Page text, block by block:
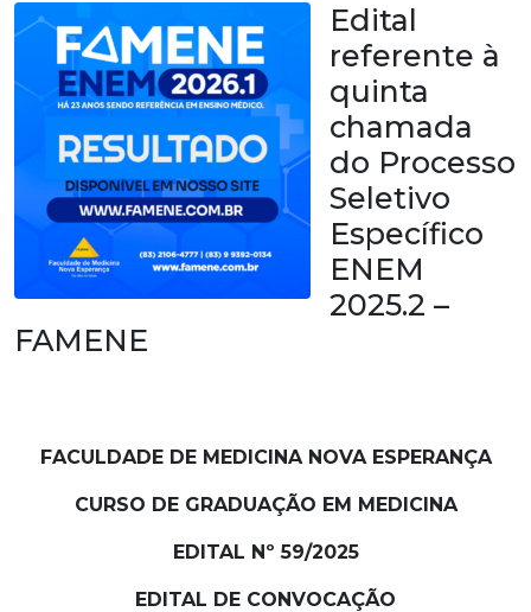
Edital
referente à
quinta
chamada
do Processo
Seletivo
Específico
ENEM
2025.2 –
FAMENE
FACULDADE DE MEDICINA NOVA ESPERANÇA
CURSO DE GRADUAÇÃO EM MEDICINA
EDITAL Nº 59/2025
EDITAL DE CONVOCAÇÃO